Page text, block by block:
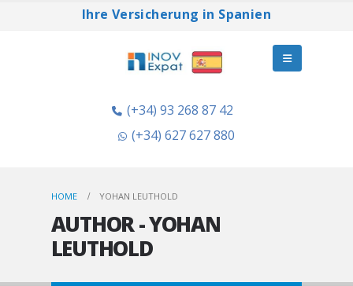
Ihre Versicherung in Spanien
(+34) 93 268 87 42
(+34) 627 627 880
HOME YOHAN LEUTHOLD
AUTHOR - YOHAN
LEUTHOLD